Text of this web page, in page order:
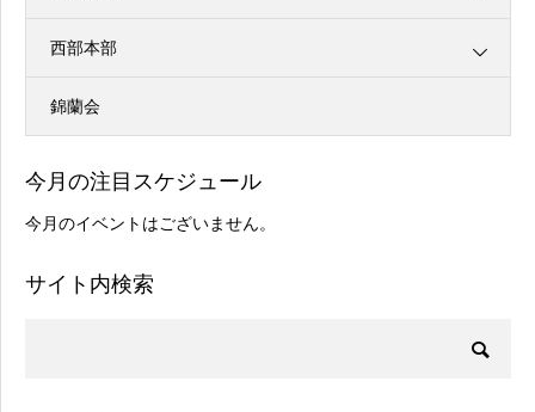
西部本部
錦蘭会
今月の注目スケジュール
今月のイベントはございません。
サイト内検索